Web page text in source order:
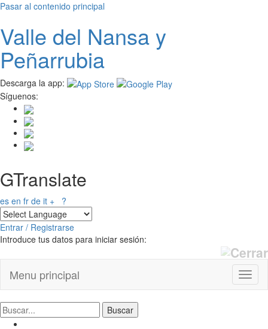
Pasar al contenido principal
Valle del Nansay
Peñarrubia
Descarga la app:
Síguenos:
GTranslate
es en fr de it + ?
Entrar / Registrarse
Introduce tus datos para iniciar sesión:
Menu principal